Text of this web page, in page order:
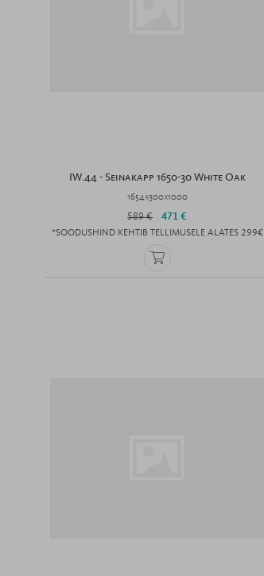
IW.44 - Seinakapp 1650-30 White Oak
1654x300x1000
589 € 471 €
*SOODUSHIND KEHTIB TELLIMUSELE ALATES 299€